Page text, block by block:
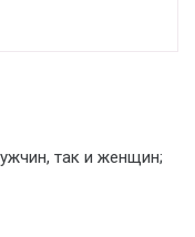
так и женщин;